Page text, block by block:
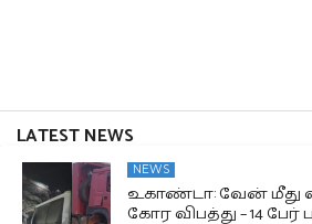
LATEST NEWS
NEWS
உகாண்டா: வேன் மீது
கோர விபத்து – 14 பேர்